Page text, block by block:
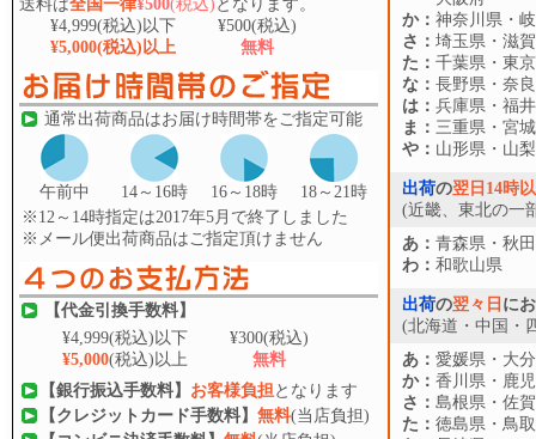
送料は全国一律¥500(税込) となります。
¥4,999(税込)以下 ¥500(税込)
¥5,000(税込)以上 無料
通常出荷商品はお届け時間帯をご指定可能
午前中 14～16時 16～18時
18～21時
※12～14時指定は2017年5月で終了しました
※メール便出荷商品はご指定頂けません
【代金引換手数料】
¥4,999(税込)以下 ¥300(税込)
¥5,000(税込)以上
無料
【銀行振込手数料】 お客様負担となります
【クレジットカード手数料】 無料(当店負担)
か： 神奈川県・
さ： 埼玉県・滋
た： 千葉県・東
な： 長野県・奈
は： 兵庫県・福
ま： 三重県・宮
や： 山形県・山
出荷の翌日14時
(近畿、東北の一
あ： 青森県・秋
わ： 和歌山県
出荷の翌々日 に
(北海道・中国・
あ： 愛媛県・大
か： 香川県・鹿
さ： 島根県・佐
た： 徳島県・鳥